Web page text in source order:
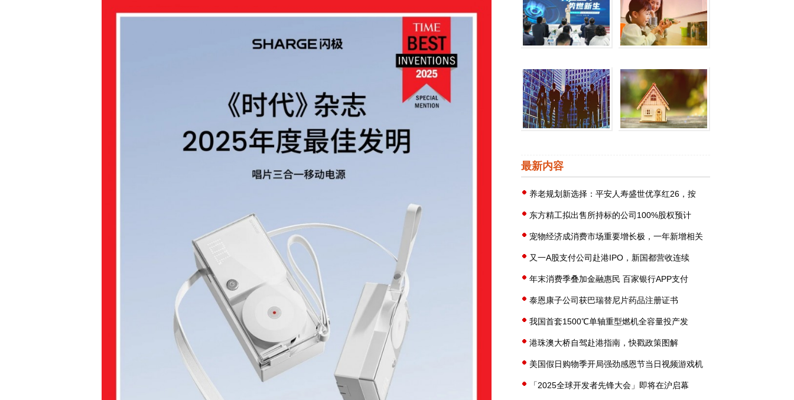
最新内容
养老规划新选择：平安人寿盛世优享红26，按
东方精工拟出售所持标的公司100%股权预计
宠物经济成消费市场重要增长极，一年新增相关
又一A股支付公司赴港IPO，新国都营收连续
年末消费季叠加金融惠民 百家银行APP支付
泰恩康子公司获巴瑞替尼片药品注册证书
我国首套1500℃单轴重型燃机全容量投产发
港珠澳大桥自驾赴港指南，快戳政策图解
美国假日购物季开局强劲感恩节当日视频游戏机
「2025全球开发者先锋大会」即将在沪启幕